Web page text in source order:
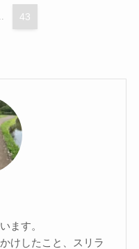
43
ます。
けしたこと、スリラ